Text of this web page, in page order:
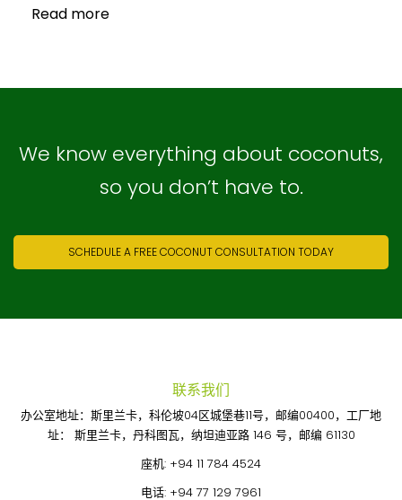
Read more
We know everything about coconuts,
so you don’t have to.
SCHEDULE A FREE COCONUT CONSULTATION TODAY
联系我们
办公室地址：斯里兰卡，科伦坡04区城堡巷11号，邮编00400，工厂地
址： 斯里兰卡，丹科图瓦，纳坦迪亚路 146 号，邮编 61130
座机: +94 11 784 4524
电话: +94 77 129 7961